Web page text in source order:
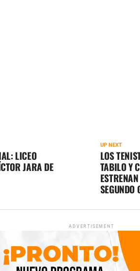
UP NEXT
LOS
TABILO Y
SEGUNDO
LICEO
JARA DE
ADVERTISEMENT